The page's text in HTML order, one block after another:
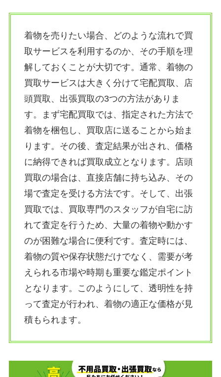
着物を売りたい場合、どのような流れで買
取サービスを利用するのか、その手順を理
解しておくことが大切です。通常、着物の
買取サービスは大きく分けて宅配買取、店
頭買取、出張買取の3つの方法がありま
す。まず宅配買取では、指定された方法で
着物を梱包し、買取店に送ることから始ま
ります。その後、査定結果が出され、価格
に納得できれば買取成立となります。店頭
買取の場合は、直接店舗に持ち込み、その
場で査定を受ける方法です。そして、出張
買取では、買取専門のスタッフが自宅に訪
れて査定を行うため、大量の着物や動かす
のが困難な場合に便利です。査定時には、
着物の質や保存状態だけでなく、需要が考
えられる市場や時期も重要な鑑定ポイント
となります。このようにして、透明性を持
って査定が行われ、着物の適正な価格が見
積もられます。